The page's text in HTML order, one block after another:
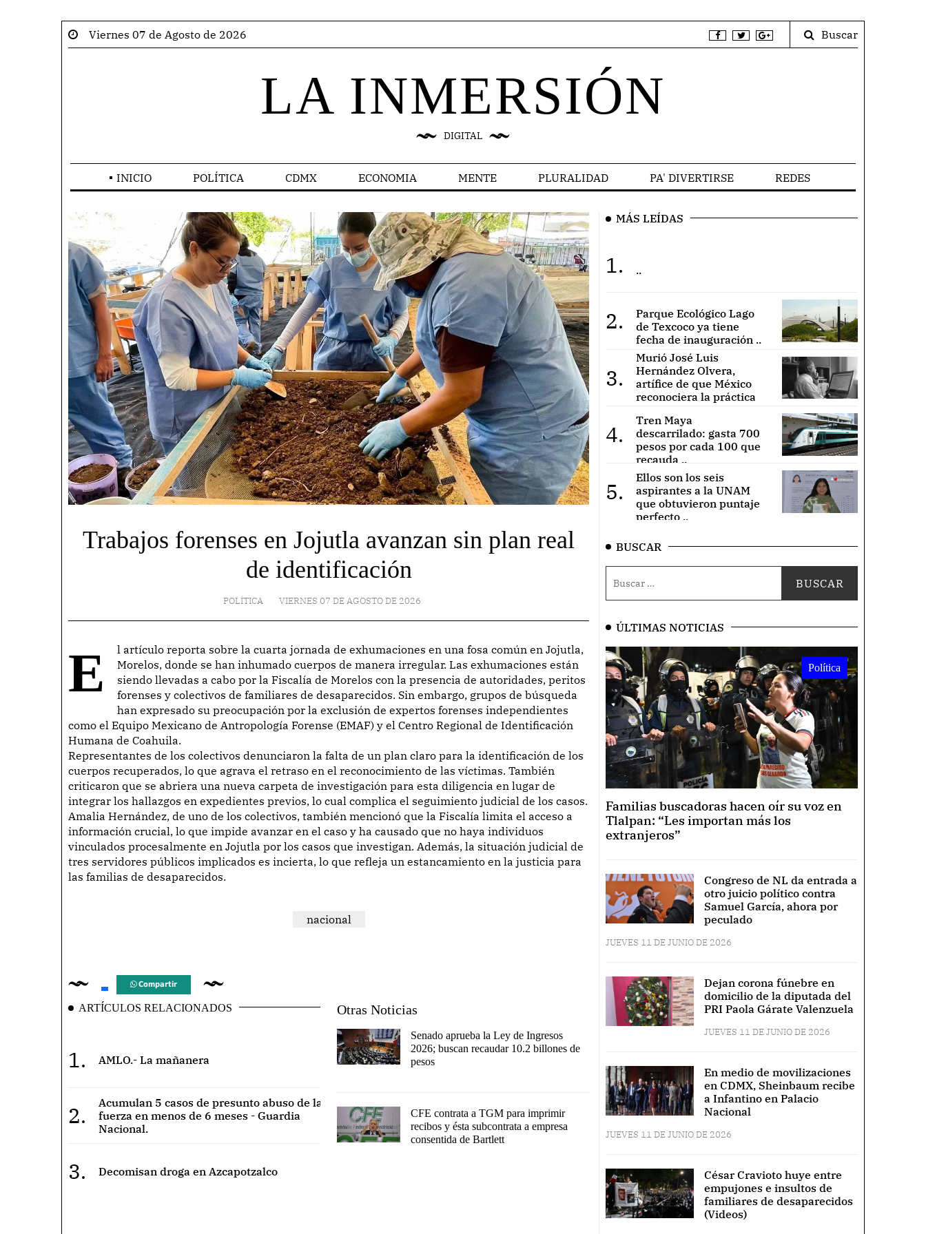
Viernes 07 de Agosto de 2026 Buscar
LA INMERSIÓN
DIGITAL
INICIO POLÍTICA CDMX ECONOMIA MENTE PLURALIDAD PA' DIVERTIRSE REDES
Trabajos forenses en Jojutla avanzan sin plan real
de identificación
POLÍTICA VIERNES 07 DE AGOSTO DE 2026
El artículo reporta sobre la cuarta jornada de exhumaciones en una fosa común en Jojutla,
Morelos, donde se han inhumado cuerpos de manera irregular. Las exhumaciones están
siendo llevadas a cabo por la Fiscalía de Morelos con la presencia de autoridades, peritos
forenses y colectivos de familiares de desaparecidos. Sin embargo, grupos de búsqueda
han expresado su preocupación por la exclusión de expertos forenses independientes
como el Equipo Mexicano de Antropología Forense (EMAF) y el Centro Regional de Identificación
Humana de Coahuila.
Representantes de los colectivos denunciaron la falta de un plan claro para la identificación de los
cuerpos recuperados, lo que agrava el retraso en el reconocimiento de las víctimas. También
criticaron que se abriera una nueva carpeta de investigación para esta diligencia en lugar de
integrar los hallazgos en expedientes previos, lo cual complica el seguimiento judicial de los casos.
Amalia Hernández, de uno de los colectivos, también mencionó que la Fiscalía limita el acceso a
información crucial, lo que impide avanzar en el caso y ha causado que no haya individuos
vinculados procesalmente en Jojutla por los casos que investigan. Además, la situación judicial de
tres servidores públicos implicados es incierta, lo que refleja un estancamiento en la justicia para
las familias de desaparecidos.
nacional
Compartir
ARTÍCULOS RELACIONADOS
1. AMLO.- La mañanera
2.
Acumulan 5 casos de presunto abuso de la
fuerza en menos de 6 meses - Guardia
Nacional.
3. Decomisan droga en Azcapotzalco
Otras Noticias
Senado aprueba la Ley de Ingresos
2026; buscan recaudar 10.2 billones de
pesos
CFE contrata a TGM para imprimir
recibos y ésta subcontrata a empresa
consentida de Bartlett
MÁS LEÍDAS
1. ..
2.
Parque Ecológico Lago
de Texcoco ya tiene
fecha de inauguración ..
3.
Murió José Luis
Hernández Olvera,
artífice de que México
reconociera la práctica
4.
Tren Maya
descarrilado: gasta 700
pesos por cada 100 que
recauda ..
5.
Ellos son los seis
aspirantes a la UNAM
que obtuvieron puntaje
perfecto ..
BUSCAR
ÚLTIMAS NOTICIAS
Política
Familias buscadoras hacen oír su voz en
Tlalpan: “Les importan más los
extranjeros”
Congreso de NL da entrada a
otro juicio político contra
Samuel García, ahora por
peculado
JUEVES 11 DE JUNIO DE 2026
Dejan corona fúnebre en
domicilio de la diputada del
PRI Paola Gárate Valenzuela
JUEVES 11 DE JUNIO DE 2026
En medio de movilizaciones
en CDMX, Sheinbaum recibe
a Infantino en Palacio
Nacional
JUEVES 11 DE JUNIO DE 2026
César Cravioto huye entre
empujones e insultos de
familiares de desaparecidos
(Videos)